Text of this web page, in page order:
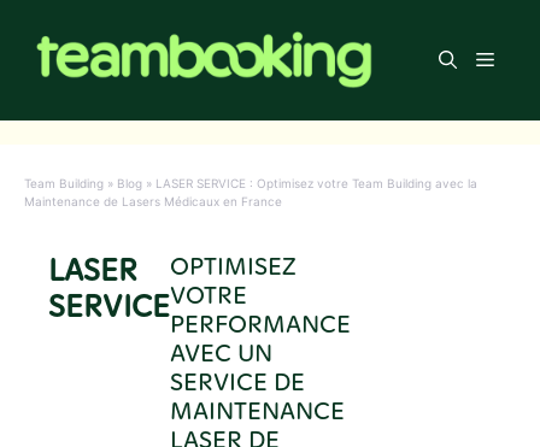
contenu
Menu
Team Building » Blog » LASER SERVICE : Optimisez votre Team Building avec la
Maintenance de Lasers Médicaux en France
LASER
SERVICE
OPTIMISEZ
VOTRE
PERFORMANCE
AVEC UN
SERVICE DE
MAINTENANCE
LASER DE